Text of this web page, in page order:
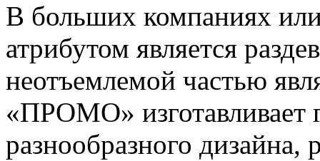
В больших компаниях
атрибутом является
неотъемлемой частью
«ПРОМО» изготавливает
разнообразного дизайна,